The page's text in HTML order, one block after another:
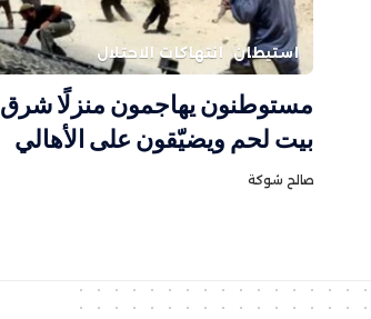
استيطان انتهاكات الاحتلال
مستوطنون يهاجمون منزلًا شرق
بيت لحم ويضيّقون على الأهالي
صالح شوكة